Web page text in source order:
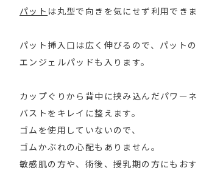
パット は丸型で向きを気にせず利用できま
パット挿入口は広く伸びるので、パット
エンジェルパッドも入ります。
カップぐりから背中に挟み込んだパワー
バストをキレイに整えます。
ゴムを使用していないので、
ゴムかぶれの心配もありません。
敏感肌の方や、術後、授乳期の方にもおす